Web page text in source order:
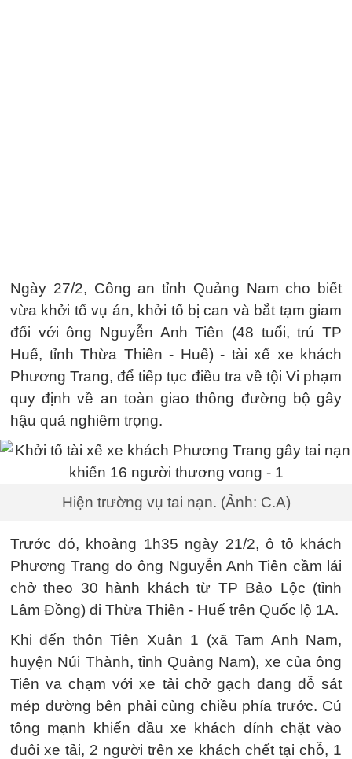
Ngày 27/2, Công an tỉnh Quảng Nam cho biết
vừa khởi tố vụ án, khởi tố bị can và bắt tạm giam
đối với ông Nguyễn Anh Tiên (48 tuổi, trú TP
Huế, tỉnh Thừa Thiên - Huế) - tài xế xe khách
Phương Trang, để tiếp tục điều tra về tội Vi phạm
quy định về an toàn giao thông đường bộ gây
hậu quả nghiêm trọng.
Hiện trường vụ tai nạn. (Ảnh: C.A)
Trước đó, khoảng 1h35 ngày 21/2, ô tô khách
Phương Trang do ông Nguyễn Anh Tiên cầm lái
chở theo 30 hành khách từ TP Bảo Lộc (tỉnh
Lâm Đồng) đi Thừa Thiên - Huế trên Quốc lộ 1A.
Khi đến thôn Tiên Xuân 1 (xã Tam Anh Nam,
huyện Núi Thành, tỉnh Quảng Nam), xe của ông
Tiên va chạm với xe tải chở gạch đang đỗ sát
mép đường bên phải cùng chiều phía trước. Cú
tông mạnh khiến đầu xe khách dính chặt vào
đuôi xe tải, 2 người trên xe khách chết tại chỗ, 1